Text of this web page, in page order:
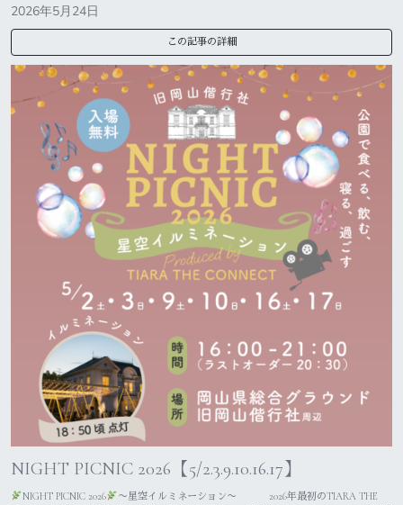
2026年5月24日
この記事の詳細
NIGHT PICNIC 2026【5/2.3.9.10.16.17】
NIGHT PICNIC 2026
〜星空イルミネーション〜 2026年最初のTIARA THE